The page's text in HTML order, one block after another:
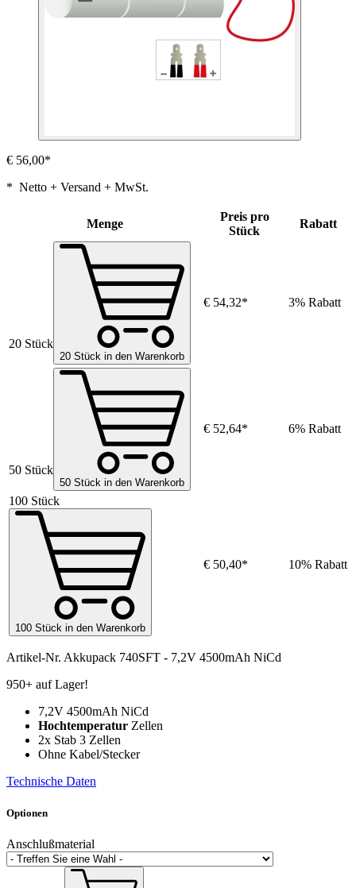
€ 56,00*
* Netto + Versand + MwSt.
Menge
Preis pro
Stück
Rabatt
20 Stück
20 Stück in den Warenkorb
€ 54,32* 3% Rabatt
50 Stück
50 Stück in den Warenkorb
€ 52,64* 6% Rabatt
100 Stück
100 Stück in den Warenkorb
€ 50,40* 10% Rabatt
Artikel-Nr. Akkupack 740SFT - 7,2V 4500mAh NiCd
950+ auf Lager!
7,2V 4500mAh NiCd
Hochtemperatur Zellen
2x Stab 3 Zellen
Ohne Kabel/Stecker
Technische Daten
Optionen
Anschlußmaterial